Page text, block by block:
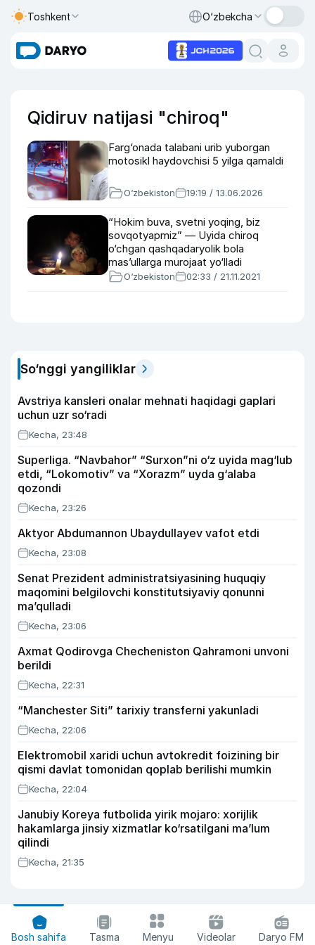
Toshkent O‘zbekcha
Qidiruv natijasi "chiroq"
Farg‘onada talabani urib yuborgan
motosikl haydovchisi 5 yilga qamaldi
O‘zbekiston 19:19 / 13.06.2026
“Hokim buva, svetni yoqing, biz
sovqotyapmiz” — Uyida chiroq
o‘chgan qashqadaryolik bola
mas’ullarga murojaat yo‘lladi
O‘zbekiston 02:33 / 21.11.2021
So‘nggi yangiliklar
Avstriya kansleri onalar mehnati haqidagi gaplari
uchun uzr so‘radi
Kecha, 23:48
Superliga. “Navbahor” “Surxon”ni o‘z uyida mag‘lub
etdi, “Lokomotiv” va “Xorazm” uyda g‘alaba
qozondi
Kecha, 23:26
Aktyor Abdu­mannon Ubaydullayev vafot etdi
Kecha, 23:08
Senat Prezident administratsiyasining huquqiy
maqomini belgilovchi konstitutsiyaviy qonunni
ma’qulladi
Kecha, 23:06
Axmat Qodirovga Checheniston Qahramoni unvoni
berildi
Kecha, 22:31
“Manchester Siti” tarixiy transferni yakunladi
Kecha, 22:06
Elektromobil xaridi uchun avtokredit foizining bir
qismi davlat tomonidan qoplab berilishi mumkin
Kecha, 22:04
Janubiy Koreya futbolida yirik mojaro: xorijlik
hakamlarga jinsiy xizmatlar ko‘rsatilgani ma’lum
qilindi
Kecha, 21:35
Bosh sahifa Tasma Menyu Videolar Daryo FM